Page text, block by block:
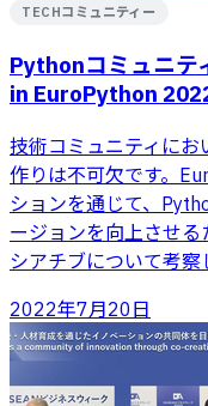
TECHコミュニティー
Pythonコミュニテ
in EuroPython
技術コミュニティに
作りは不可欠です。
ションを通じて、
ージョンを向上させ
シアチブについて考察
2022年7月20日